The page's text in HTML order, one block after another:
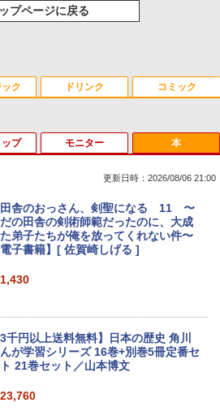
プページに戻る
Soundcore P40i オフホワイト
Soundcore P31i ブラック
Soundcore Liberty 5 ミッドナイトブ
ク
WAYNE feat. Flo Milli, ATL Jacob
WAYNE feat. Flo Milli, ATL Jacob
My Road (Stadium ver.)
ドリンク
限定】 い・ろ・は・す 2L P
ベルレス ×8本
天然水 ラベルレス 500ml ×24本
ーター ペットボトル 静岡県産 500ミリリ
ル (Smart Basic)
天然水ラベルレス 2L×9本
コミック
ひとりごと 17巻 (デジタル版ビッグガ
コミックス)
界居酒屋「のぶ」(22) (角川コミックス・
モノクロ版 39 (ジャンプ
ックスDIGITAL)
間限定破格金額！】新生活 新古品 W
搭載 パソコンノートパソコンoffice
き 初心者向けノートPC 初期設定済 1
型 インテル高速CPU ランダムで発送
カメラ zoom 軽量薄型 無線 型番更
型 高精細 1920x1280 Windows 1
プ
まかせPC】 デスクトップパソコン
搭載 省スペース型 第8世代Core i5
以上 / SSD/HDDストレージ選択式
名メーカー（DELL HP 富士通 NEC レ
ップ Windows11 Office付き 設定済み
ル・業界超ミニ】 最大3.1Hz mini pc
モニター
HDMI - HDMIオスメス HDMI - mini
オスメス変換アダプタ1080pサポー
【送料無料】
スディスプレイ台 GH-DKBB-CL[GHD
本
更新日時：2026/08/06 21:00
舎のおっさん、剣聖になる 11 〜
の田舎の剣術師範だったのに、大成
た弟子たちが俺を放ってくれない件〜
電子書籍】[ 佐賀崎しげる ]
3千円以上送料無料】日本の歴史 角川
が学習シリーズ 16巻+別巻5冊定番セ
21巻セット／山本博文